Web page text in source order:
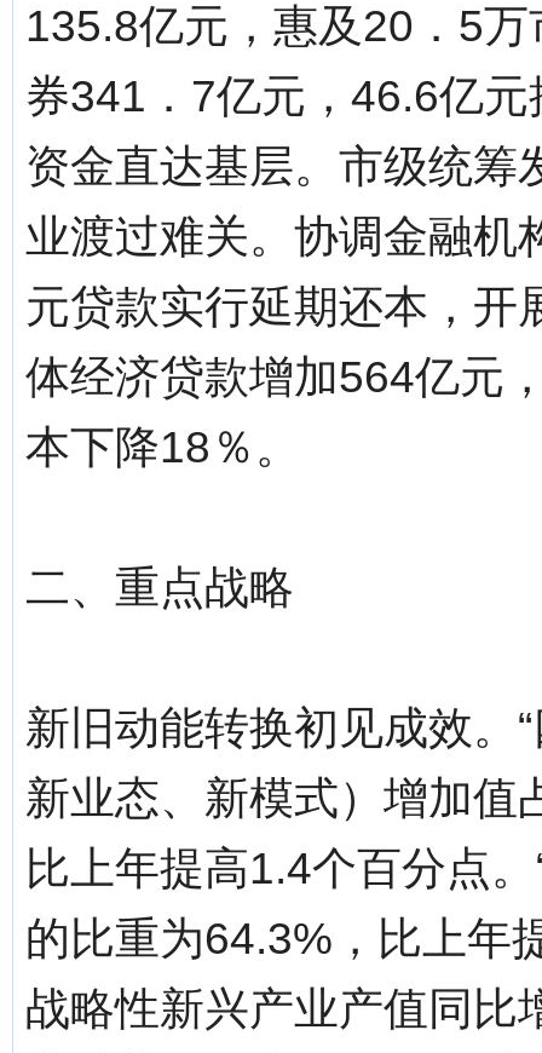
135.8亿元，惠及20．5
券341．7亿元，46.6亿
资金直达基层。市级统筹
业渡过难关。协调金融机
元贷款实行延期还本，开
体经济贷款增加564亿元
本下降18％。
二、重点战略
新旧动能转换初见成效。
新业态、新模式）增加值
比上年提高1.4个百分点
的比重为64.3%，比上年
战略性新兴产业产值同比